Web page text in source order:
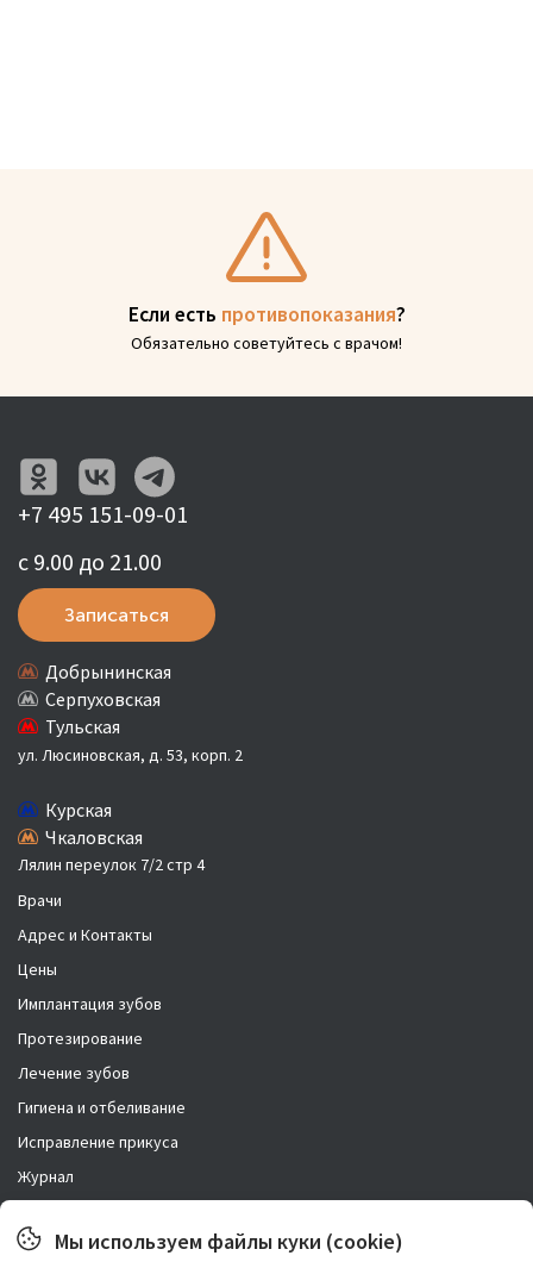
Если есть противопоказания?
Обязательно советуйтесь с врачом!
Врачи
Адрес и Контакты
Цены
Имплантация зубов
Протезирование
Лечение зубов
Гигиена и отбеливание
Исправление прикуса
Журнал
Правовая информация
+7 495 151-09-01
с 9.00 до 21.00
Записаться
Добрынинская
Серпуховская
Тульская
ул. Люсиновская, д. 53, корп. 2
Курская
Чкаловская
Лялин переулок 7/2 стр 4
Мы используем файлы куки (cookie)